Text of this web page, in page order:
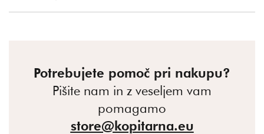
Potrebujete pomoč pri nakupu?
Pišite nam in z veseljem vam
pomagamo
store@kopitarna.eu